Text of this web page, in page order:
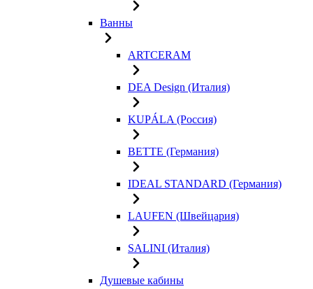
Ванны
ARTCERAM
DEA Design (Италия)
KUPÁLA (Россия)
BETTE (Германия)
IDEAL STANDARD (Германия)
LAUFEN (Швейцария)
SALINI (Италия)
Душевые кабины